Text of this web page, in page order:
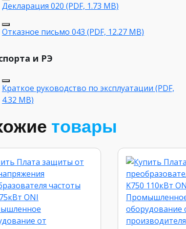
Декларация 020 (PDF, 1.73 MB)
Отказное письмо 043 (PDF, 12.27 MB)
и РЭ
Краткое руководство по эксплуатации (PDF,
4.32 MB)
товары